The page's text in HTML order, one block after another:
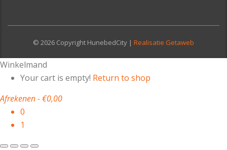
© 2026 Copyright HunebedCity | Realisatie Getaweb
Winkelmand
Your cart is empty! Return to shop
Afrekenen-€0,00
0
1